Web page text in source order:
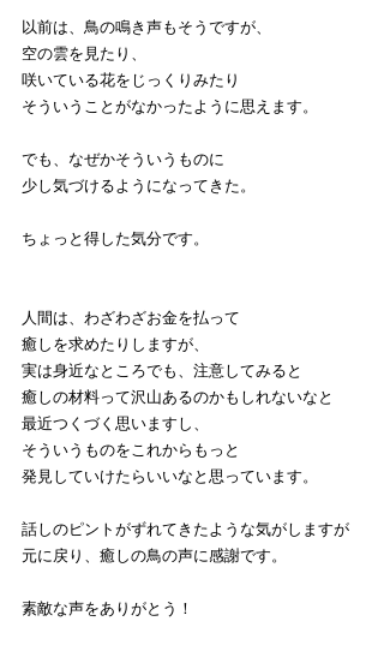
以前は、鳥の鳴き声もそうですが、
空の雲を見たり、
咲いている花をじっくりみたり
そういうことがなかったように思えます。
でも、なぜかそういうものに
少し気づけるようになってきた。
ちょっと得した気分です。
人間は、わざわざお金を払って
癒しを求めたりしますが、
実は身近なところでも、注意してみると
癒しの材料って沢山あるのかもしれないなと
最近つくづく思いますし、
そういうものをこれからもっと
発見していけたらいいなと思っています。
話しのピントがずれてきたような気がしますが
元に戻り、癒しの鳥の声に感謝です。
素敵な声をありがとう！